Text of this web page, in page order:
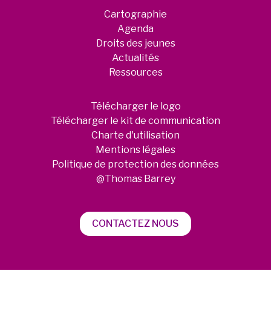
Cartographie
Agenda
Droits des jeunes
Actualités
Ressources
Télécharger le logo
Télécharger le kit de communication
Charte d'utilisation
Mentions légales
Politique de protection des données
@Thomas Barrey
CONTACTEZ NOUS